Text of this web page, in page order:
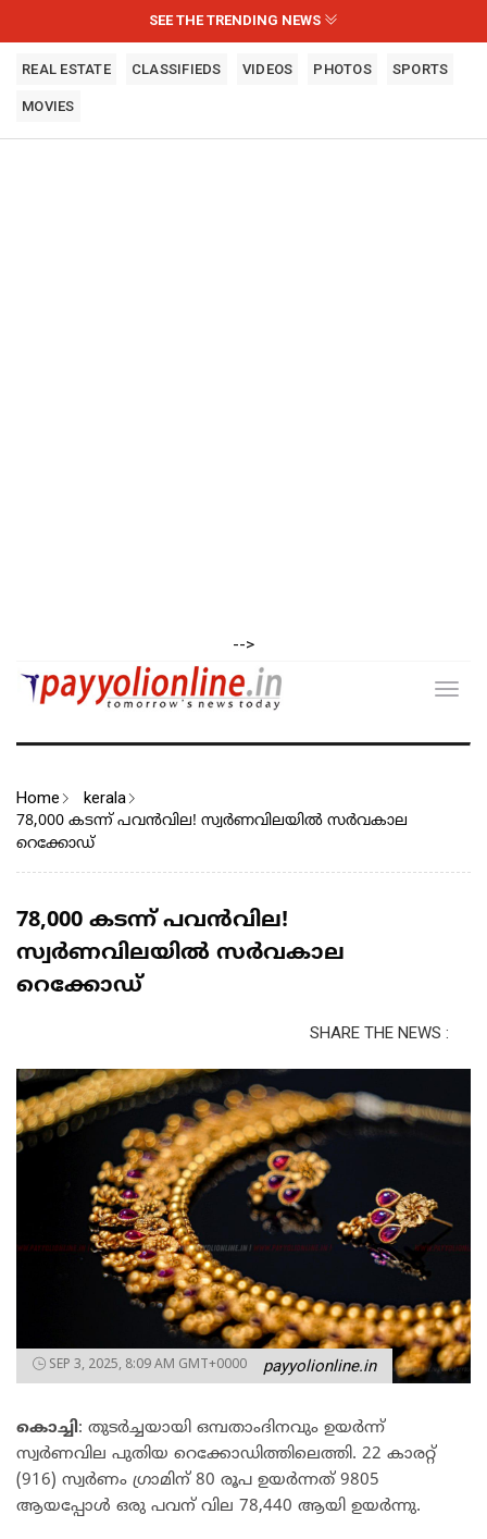
SEE THE TRENDING NEWS
REAL ESTATE CLASSIFIEDS VIDEOS PHOTOS SPORTS
MOVIES
-->
Home kerala
78,000 കടന്ന് പവൻവില! സ്വർണവിലയിൽ സർവകാല
റെക്കോഡ്
78,000 കടന്ന് പവൻവില!
സ്വർണവിലയിൽ സർവകാല
റെക്കോഡ്
SHARE THE NEWS :
SEP 3, 2025, 8:09 AM GMT+0000 payyolionline.in
കൊച്ചി: തുടർച്ചയായി ഒമ്പതാംദിനവും ഉയർന്ന്
സ്വർണവില പുതിയ റെക്കോഡിത്തിലെത്തി. 22 കാരറ്റ്
(916) സ്വർണം ഗ്രാമിന് 80 രൂപ ഉയർന്നത് 9805
ആയപ്പോൾ ഒരു പവന് വില 78,440 ആയി ഉയർന്നു.